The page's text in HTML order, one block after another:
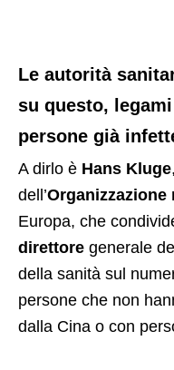
Le autorità
su questo,
persone già
A dirlo è Hans Kluge
dell’Organizzazione
Europa, che
direttore generale
della sanità sul
persone che non
dalla Cina o con